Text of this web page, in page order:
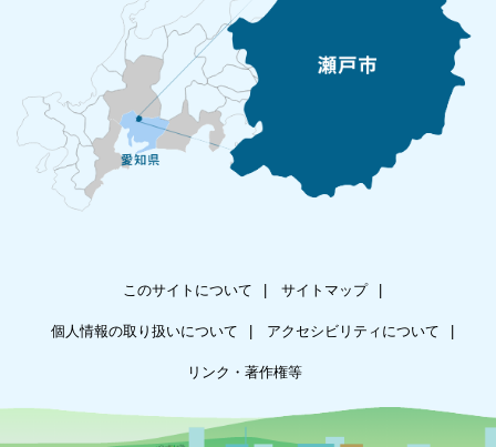
このサイトについて サイトマップ
個人情報の取り扱いについて アクセシビリティについて
リンク・著作権等